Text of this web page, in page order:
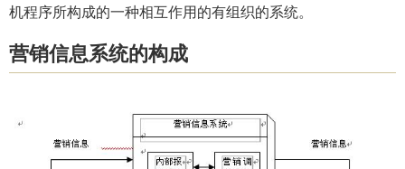
机程序所构成的一种相互作用的有组织的系统。
营销信息系统的构成